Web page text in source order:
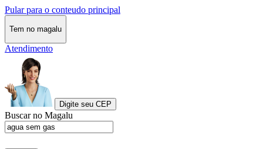
Pular para o conteudo principal
Tem no magalu
Atendimento
Digite seu CEP
Buscar no Magalu